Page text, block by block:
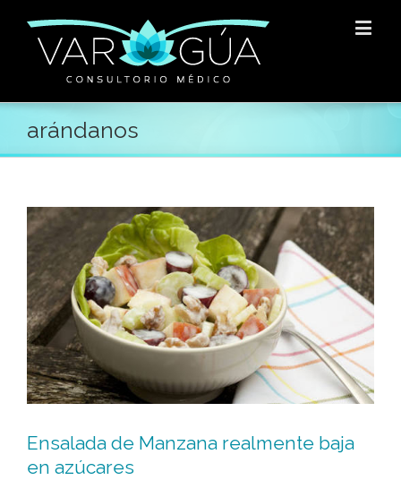
arándanos
Ensalada de Manzana realmente baja
en azúcares